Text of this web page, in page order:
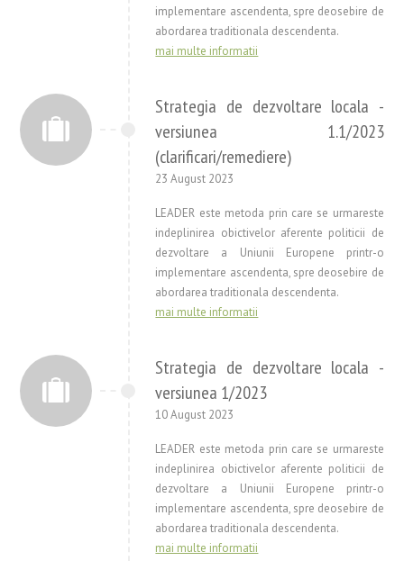
implementare ascendenta, spre deosebire de
abordarea traditionala descendenta.
mai multe informatii
Strategia de dezvoltare locala -
versiunea 1.1/2023
(clarificari/remediere)
23 August 2023
LEADER este metoda prin care se urmareste
indeplinirea obictivelor aferente politicii de
dezvoltare a Uniunii Europene printr-o
implementare ascendenta, spre deosebire de
abordarea traditionala descendenta.
mai multe informatii
Strategia de dezvoltare locala -
versiunea 1/2023
10 August 2023
LEADER este metoda prin care se urmareste
indeplinirea obictivelor aferente politicii de
dezvoltare a Uniunii Europene printr-o
implementare ascendenta, spre deosebire de
abordarea traditionala descendenta.
mai multe informatii